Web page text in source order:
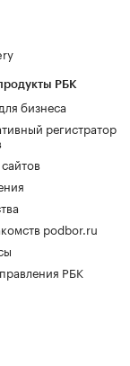
РБК
бизнеса
регистратор
podbor.ru
РБК